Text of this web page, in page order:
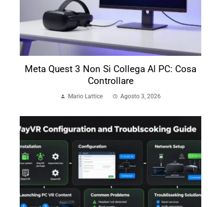
Meta Quest 3 Non Si Collega Al PC: Cosa
Controllare
Mario Lattice Agosto 3, 2026